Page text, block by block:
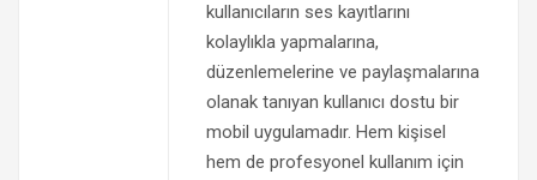
kullanıcıların ses kayıtlarını
kolaylıkla yapmalarına,
düzenlemelerine ve paylaşmalarına
olanak tanıyan kullanıcı dostu bir
mobil uygulamadır. Hem kişisel
hem de profesyonel kullanım için